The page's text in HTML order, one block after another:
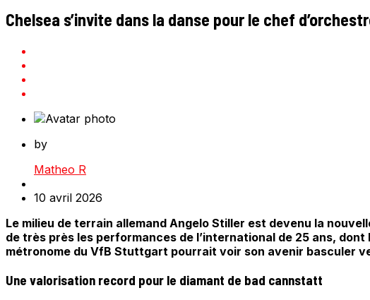
Chelsea s’invite dans la danse pour le chef
by
Matheo R
10 avril 2026
Le milieu de terrain allemand Angelo Stiller est devenu la
de très près les performances de l’international de 25 ans,
métronome du VfB Stuttgart pourrait voir son avenir basculer
Une valorisation record pour le diamant de bad cannstatt